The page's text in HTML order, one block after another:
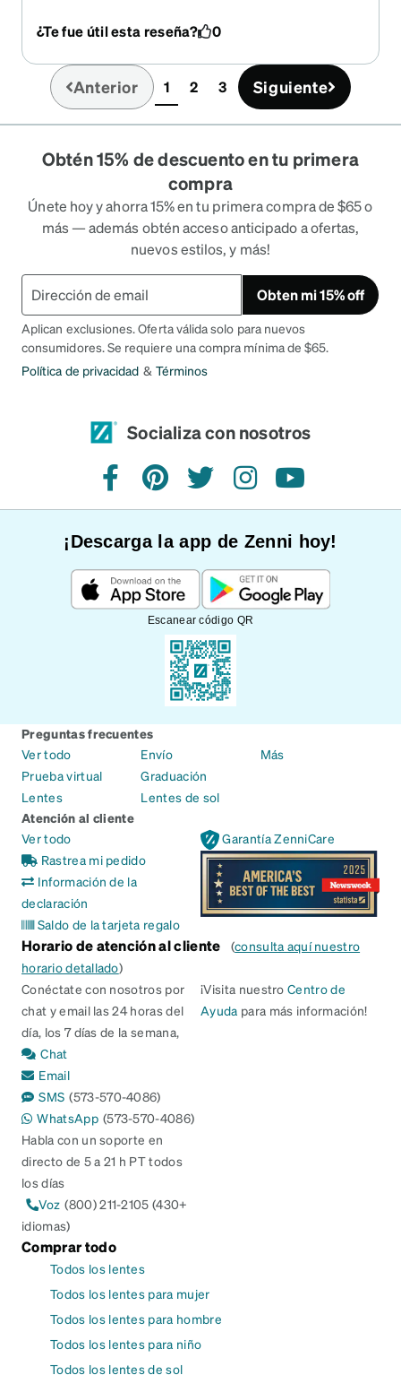
will buy the other colors. These frames are the
love them. These will be the frames I’ll purchase
again when my prescription changes.
¿Te fue útil esta reseña? 0
Anterior 1(current)
2 3 Siguiente
Obtén 15% de descuento en tu primera
compra
Únete hoy y ahorra 15% en tu primera compra de $65 o
más — además obtén acceso anticipado a ofertas,
nuevos estilos, y más!
Obten mi 15% off
Aplican exclusiones. Oferta válida solo para nuevos
consumidores. Se requiere una compra mínima de $65.
Política de privacidad & Términos
Socializa con nosotros
FacebookPinterestTwitterInstagramYouTube
¡Descarga la app de Zenni hoy!
Escanear código QR
Preguntas frecuentes
Ver todo
Prueba virtual
Lentes
Envío
Graduación
Lentes de sol
Más
Atención al cliente
Ver todo
Rastrea mi pedido
Información de la
declaración
Saldo de la tarjeta regalo
Garantía ZenniCare
Horario de atención al cliente (consulta aquí nuestro
horario detallado)
Conéctate con nosotros por
chat y email las 24 horas del
día, los 7 días de la semana,
Chat
Email
SMS (573-570-4086)
WhatsApp (573-570-4086)
Habla con un soporte en
directo de 5 a 21 h PT todos
los días
Voz (800) 211-2105 (430+
idiomas)
¡Visita nuestroCentro de
Ayuda para más información!
Comprar todo
Todos los lentes
Todos los lentes para mujer
Todos los lentes para hombre
Todos los lentes para niño
Todos los lentes de sol